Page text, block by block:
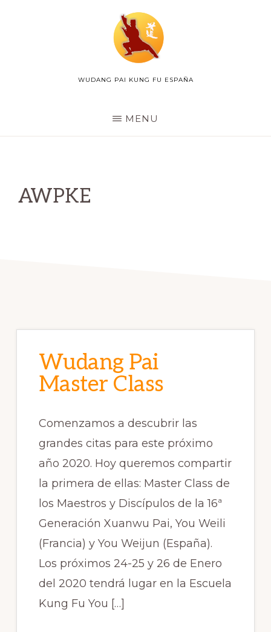
WUDANG
WUDANG PAI KUNG FU ESPAÑA
MENU
AWPKE
Wudang Pai
Master Class
Comenzamos a descubrir las
grandes citas para este próximo
año 2020. Hoy queremos compartir
la primera de ellas: Master Class de
los Maestros y Discípulos de la 16ª
Generación Xuanwu Pai, You Weili
(Francia) y You Weijun (España).
Los próximos 24-25 y 26 de Enero
del 2020 tendrá lugar en la Escuela
Kung Fu You […]